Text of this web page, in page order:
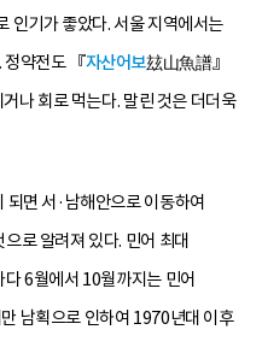
인기가 좋았다. 서울 지역에서는
정약전도 『자산어보玆山魚譜』
나 회로 먹는다. 말린 것은 더더욱
면 서·남해안으로 이동하여
로 알려져 있다. 민어 최대
6월에서 10월까지는 민어
남획으로 인하여 1970년대 이후